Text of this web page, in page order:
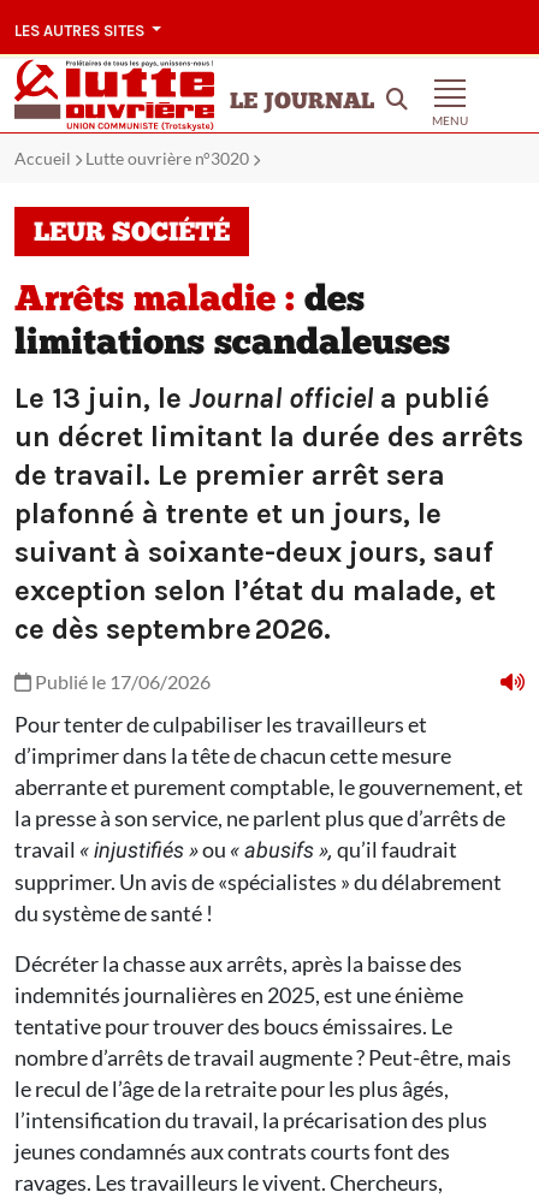
LES AUTRES SITES
LE JOURNAL
MENU
Accueil Lutte ouvrière n°3020
LEUR SOCIÉTÉ
Arrêts maladie : des
limitations scandaleuses
Le 13 juin, le Journal officiel a publié
un décret limitant la durée des arrêts
de travail. Le premier arrêt sera
plafonné à trente et un jours, le
suivant à soixante-deux jours, sauf
exception selon l’état du malade, et
ce dès septembre 2026.
Publié le 17/06/2026
Pour tenter de culpabiliser les travailleurs et
d’imprimer dans la tête de chacun cette mesure
aberrante et purement comptable, le gouvernement, et
la presse à son service, ne parlent plus que d’arrêts de
travail « injustifiés »ou « abusifs », qu’il faudrait
supprimer. Un avis de «spécialistes » du délabrement
du système de santé !
Décréter la chasse aux arrêts, après la baisse des
indemnités journalières en 2025, est une énième
tentative pour trouver des boucs émissaires. Le
nombre d’arrêts de travail augmente ? Peut-être, mais
le recul de l’âge de la retraite pour les plus âgés,
l’intensification du travail, la précarisation des plus
jeunes condamnés aux contrats courts font des
ravages. Les travailleurs le vivent. Chercheurs,